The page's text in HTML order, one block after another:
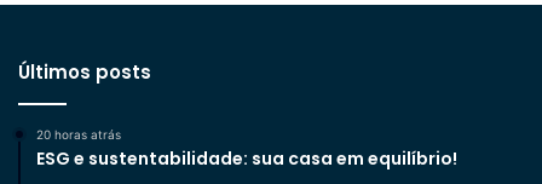
Últimos posts
20 horas atrás
ESG e sustentabilidade: sua casa em equilíbrio!